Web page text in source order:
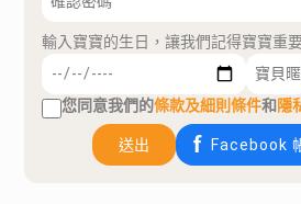
輸入寶寶的生日，讓我們記得寶寶重
您同意我們的條款及細則條件和隱
送出 Facebook